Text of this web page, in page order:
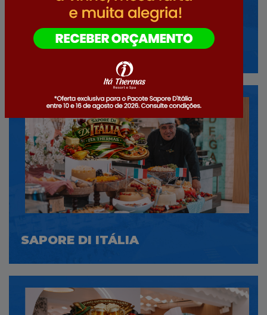
33° OPEN DE TENIS
33° Open de Tênis Itá Thermas –
tradição e emoç...
SAPORE DI ITÁLIA